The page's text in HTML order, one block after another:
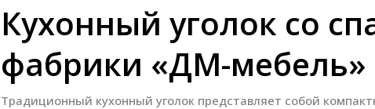
Кухонный уголок со
фабрики «ДМ-мебель»
Традиционный кухонный уголок представляет собой